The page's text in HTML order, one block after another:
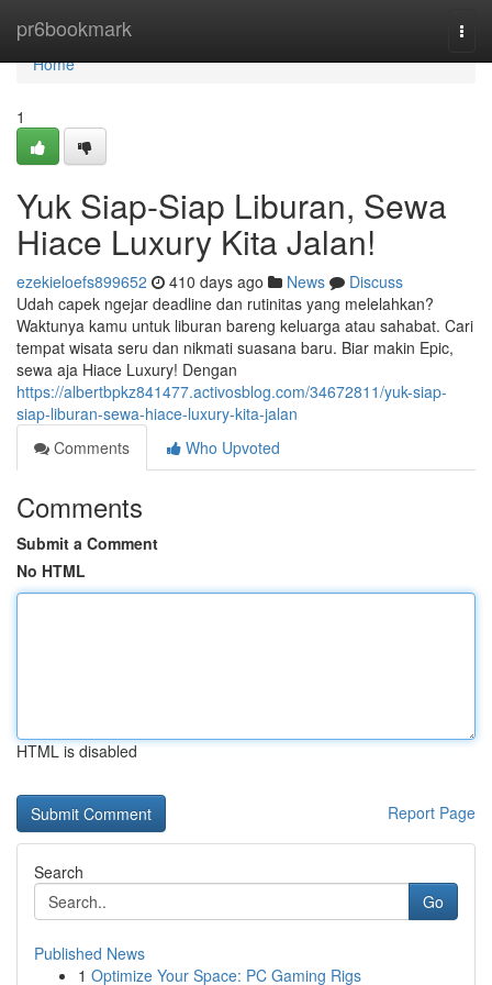
pr6bookmark
Home
Home
1
Yuk Siap-Siap Liburan, Sewa
Hiace Luxury Kita Jalan!
ezekieloefs899652 410 days ago News
Discuss
Udah capek ngejar deadline dan rutinitas yang melelahkan?
Waktunya kamu untuk liburan bareng keluarga atau sahabat. Cari
tempat wisata seru dan nikmati suasana baru. Biar makin Epic,
sewa aja Hiace Luxury! Dengan
https://albertbpkz841477.activosblog.com/34672811/yuk-siap-
siap-liburan-sewa-hiace-luxury-kita-jalan
Comments
Who Upvoted
Comments
Submit a Comment
No HTML
HTML is disabled
Report Page
Search
Go
Published News
1 Optimize Your Space: PC Gaming Rigs